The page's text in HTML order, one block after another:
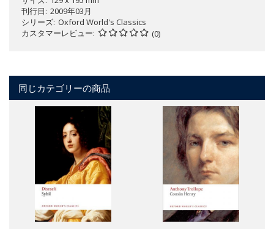
刊行日 2009年03月
シリーズ Oxford World's Classics
カスタマーレビュー
(0)
同じカテゴリーの商品